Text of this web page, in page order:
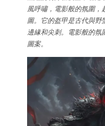
風呼嘯，電影般的氛圍，
圖。它的盔甲是古代與野
邊緣和尖刺。電影般的氛
圖案。